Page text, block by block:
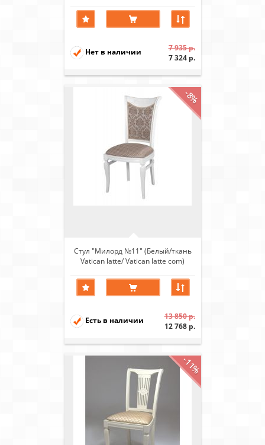
Нет в наличии
7 935 р.
7 324 р.
-8%
Стул "Милорд №11" (Белый/ткань
Vatican latte/ Vatican latte com)
Есть в наличии
13 850 р.
12 768 р.
-11%